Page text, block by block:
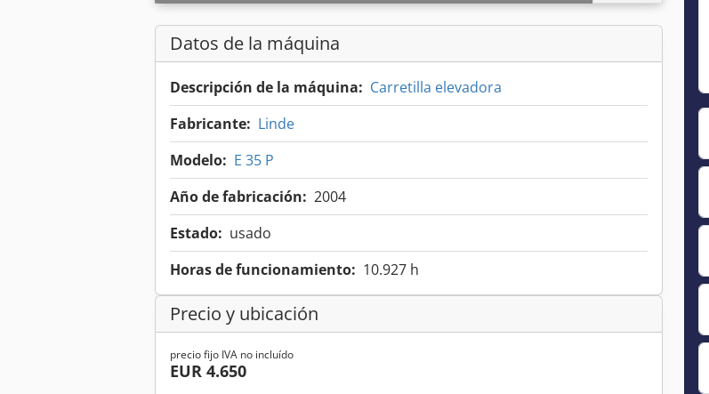
Datos de la máquina
Descripción de la máquina: Carretilla elevadora
Fabricante: Linde
Modelo: E 35 P
Año de fabricación: 2004
Estado: usado
Horas de funcionamiento: 10.927 h
Precio y ubicación
precio fijo IVA no incluído
EUR 4.650